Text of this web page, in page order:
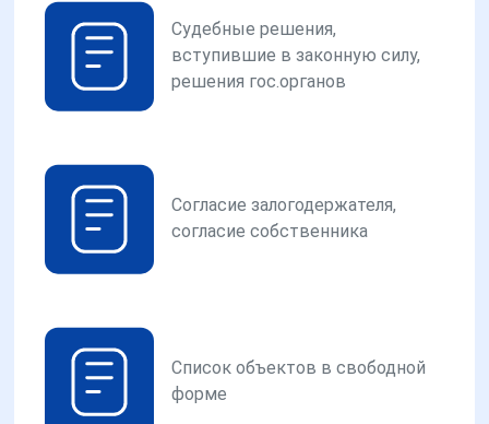
Судебные решения,
вступившие в законную силу,
решения гос.органов
Согласие залогодержателя,
согласие собственника
Список объектов в свободной
форме